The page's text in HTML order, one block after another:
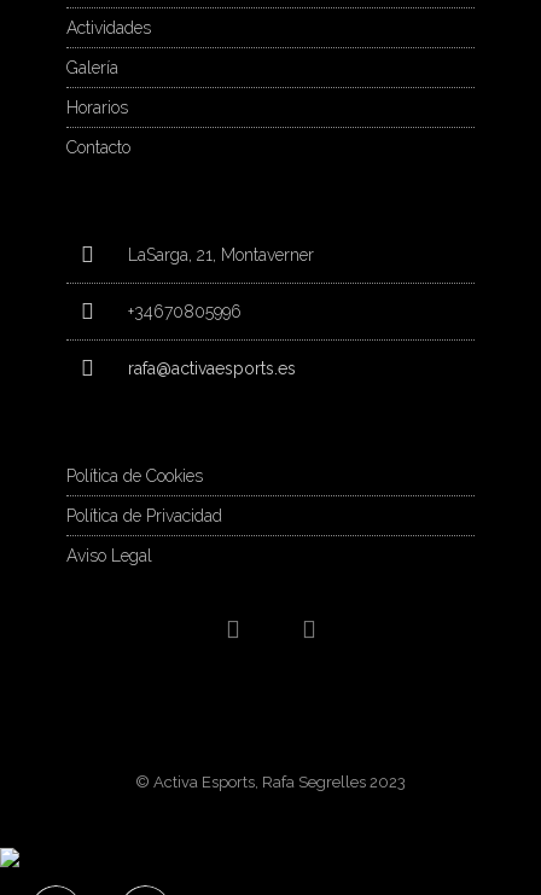
Actividades
Galería
Horarios
Contacto
LaSarga, 21, Montaverner
+34670805996
rafa@activaesports.es
Política de Cookies
Política de Privacidad
Aviso Legal
© Activa Esports, Rafa Segrelles 2023